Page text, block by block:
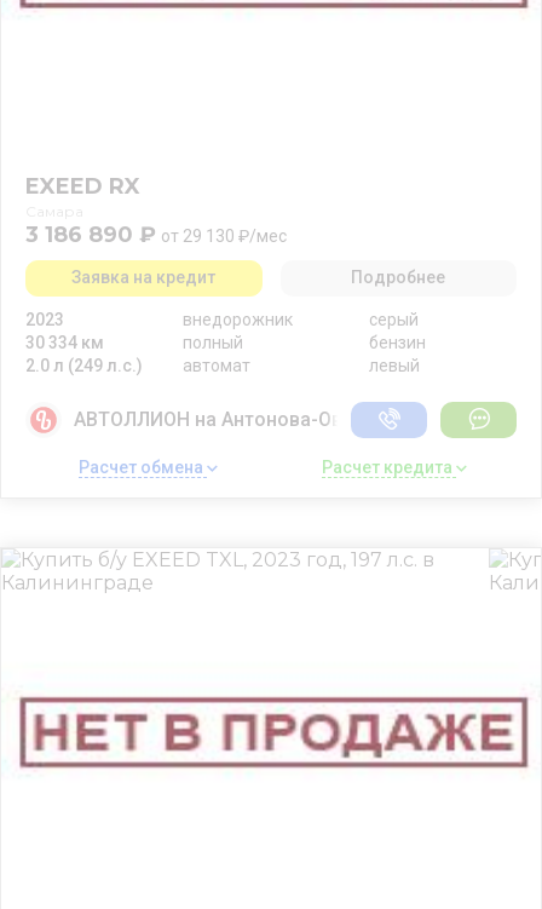
EXEED RX
Самара
3 186 890 ₽ от 29 130 ₽/мес
2023
30 334 км
2.0 л (249 л.с.)
внедорожник
полный
автомат
серый
бензин
левый
Заявка на кредит Подробнее
АВТОЛЛИОН на Антонова-Овсеенко
Расчет обмена Расчет кредита